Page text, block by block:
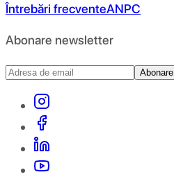
Întrebări frecventeANPC
Abonare newsletter
Abonare